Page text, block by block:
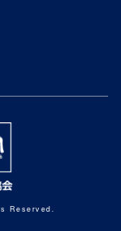
Reserved.